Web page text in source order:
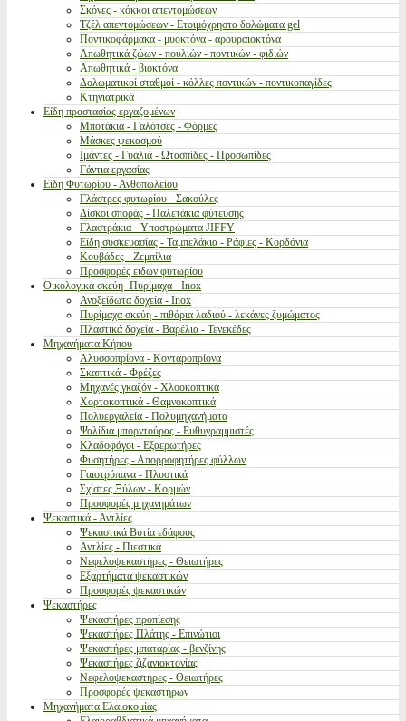
Σκόνες - κόκκοι απεντομώσεων
Τζέλ απεντομώσεων - Ετοιμόχρηστα δολώματα gel
Ποντικοφάρμακα - μυοκτόνα - αρουραιοκτόνα
Απωθητικά ζώων - πουλιών - ποντικών - φιδιών
Απωθητικά - βιοκτόνα
Δολωματικοί σταθμοί - κόλλες ποντικών - ποντικοπαγίδες
Κτηνιατρικά
Είδη προστασίας εργαζομένων
Μποτάκια - Γαλότσες - Φόρμες
Μάσκες ψεκασμού
Ιμάντες - Γυαλιά - Ωτασπίδες - Προσωπίδες
Γάντια εργασίας
Είδη Φυτωρίου - Ανθοπωλείου
Γλάστρες φυτωρίου - Σακούλες
Δίσκοι σποράς - Παλετάκια φύτευσης
Γλαστράκια - Υποστρώματα JIFFY
Είδη συσκευασίας - Ταμπελάκια - Ράφιες - Κορδόνια
Κουβάδες - Ζεμπίλια
Προσφορές ειδών φυτωρίου
Οικολογικά σκεύη- Πυρίμαχα - Inox
Ανοξείδωτα δοχεία - Inox
Πυρίμαχα σκεύη - πιθάρια λαδιού - λεκάνες ζυμώματος
Πλαστικά δοχεία - Βαρέλια - Τενεκέδες
Μηχανήματα Κήπου
Αλυσσοπρίονα - Κονταροπρίονα
Σκαπτικά - Φρέζες
Μηχανές γκαζόν - Χλοοκοπτικά
Χορτοκοπτικά - Θαμνοκοπτικά
Πολυεργαλεία - Πολυμηχανήματα
Ψαλίδια μπορντούρας - Ευθυγραμμιστές
Κλαδοφάγοι - Εξαερωτήρες
Φυσητήρες - Απορροφητήρες φύλλων
Γαιοτρύπανα - Πλυστικά
Σχίστες Ξύλων - Κορμών
Προσφορές μηχανημάτων
Ψεκαστικά - Αντλίες
Ψεκαστικά Βυτία εδάφους
Αντλίες - Πιεστικά
Νεφελοψεκαστήρες - Θειωτήρες
Εξαρτήματα ψεκαστικών
Προσφορές ψεκαστικών
Ψεκαστήρες
Ψεκαστήρες προπίεσης
Ψεκαστήρες Πλάτης - Επινώτιοι
Ψεκαστήρες μπαταρίας - βενζίνης
Ψεκαστήρες ζιζανιοκτονίας
Νεφελοψεκαστήρες - Θειωτήρες
Προσφορές ψεκαστήρων
Μηχανήματα Ελαιοκομίας